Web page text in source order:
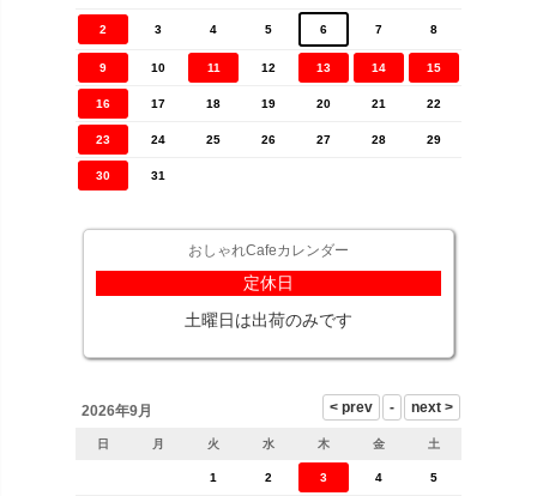
2 3 4 5 6 7 8
9 10 11 12 13 14 15
16 17 18 19 20 21 22
23 24 25 26 27 28 29
30 31
おしゃれCafeカレンダー
定休日
土曜日は出荷のみです
2026年9月
日 月 火 水 木 金 土
1 2 3 4 5